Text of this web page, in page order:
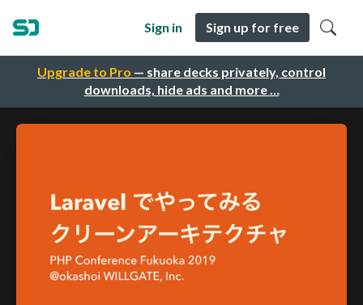
Upgrade to Pro — share decks privately, control
downloads, hide ads and more …
Sign in Sign up for free